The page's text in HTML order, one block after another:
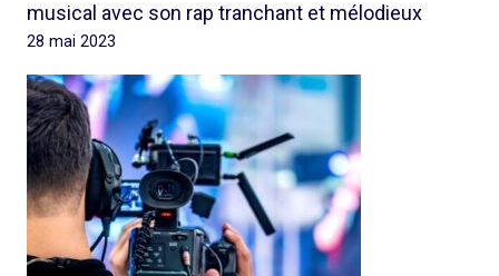
musical avec son rap tranchant et mélodieux
28 mai 2023